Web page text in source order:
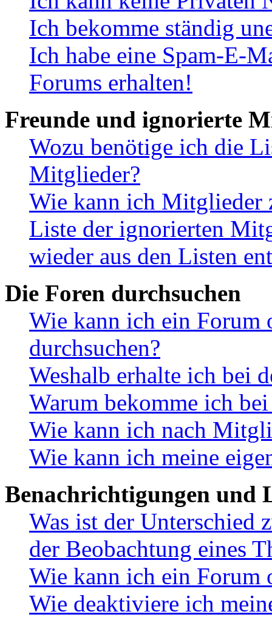
Ich bekomme ständig
Ich habe eine Spam-E-
Forums erhalten!
Freunde und ignorierte
Wozu benötige ich die
Mitglieder?
Wie kann ich Mitglieder
Liste der ignorierten
wieder aus den Listen
Die Foren durchsuchen
Wie kann ich ein Forum
durchsuchen?
Weshalb erhalte ich bei
Warum bekomme ich
Wie kann ich nach
Wie kann ich meine
Benachrichtigungen und
Was ist der Unterschied
der Beobachtung eines
Wie kann ich ein Forum
Wie deaktiviere ich